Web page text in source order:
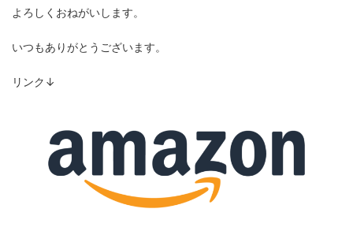
よろしくおねがいします。
いつもありがとうございます。
リンク↓